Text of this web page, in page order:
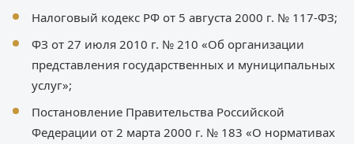
Налоговый кодекс РФ от 5 августа 2000 г. № 117-ФЗ;
ФЗ от 27 июля 2010 г. № 210 «Об организации
представления государственных и муниципальных
услуг»;
Постановление Правительства Российской
Федерации от 2 марта 2000 г. № 183 «О нормативах